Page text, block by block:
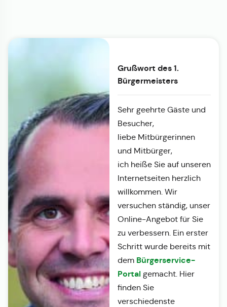
Grußwort des 1.
Bürgermeisters
Sehr geehrte Gäste und
Besucher,
liebe Mitbürgerinnen
und Mitbürger,
ich heiße Sie auf unseren
Internetseiten herzlich
willkommen. Wir
versuchen ständig, unser
Online-Angebot für Sie
zu verbessern. Ein erster
Schritt wurde bereits mit
dem Bürgerservice-
Portalgemacht. Hier
finden Sie
verschiedenste